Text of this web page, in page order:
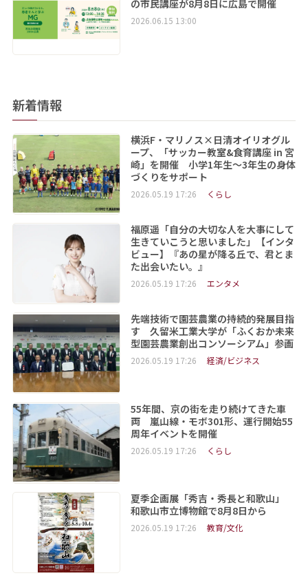
の市民講座が8月8日に広島で開催
2026.06.15 13:00
新着情報
横浜F・マリノス×日清オイリオグル
ープ、「サッカー教室&食育講座 in 宮
崎」を開催 小学1年生～3年生の身体
づくりをサポート
2026.05.19 17:26 くらし
福原遥「自分の大切な人を大事にして
生きていこうと思いました」【インタ
ビュー】『あの星が降る丘で、君とま
た出会いたい。』
2026.05.19 17:26 エンタメ
先端技術で園芸農業の持続的発展目指
す 久留米工業大学が「ふくおか未来
型園芸農業創出コンソーシアム」参画
2026.05.19 17:26 経済/ビジネス
55年間、京の街を走り続けてきた車
両 嵐山線・モボ301形、運行開始55
周年イベントを開催
2026.05.19 17:26 くらし
夏季企画展「秀吉・秀長と和歌山」
和歌山市立博物館で8月8日から
2026.05.19 17:26 教育/文化